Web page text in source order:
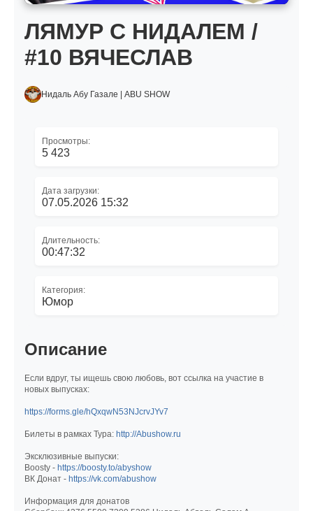
ЛЯМУР С НИДАЛЕМ /
#10 ВЯЧЕСЛАВ
Нидаль Абу Газале | ABU SHOW
Просмотры:
5 423
Дата загрузки:
07.05.2026 15:32
Длительность:
00:47:32
Категория:
Юмор
Описание
Если вдруг, ты ищешь свою любовь, вот ссылка на участие в
новых выпусках:
https://forms.gle/hQxqwN53NJcrvJYv7
Билеты в рамках Тура: http://Abushow.ru
Эксклюзивные выпуски:
Boosty - https://boosty.to/abyshow
ВК Донат - https://vk.com/abushow
Информация для донатов